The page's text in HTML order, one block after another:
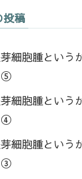
投稿
細胞腫という
⑤
細胞腫という
④
細胞腫という
③